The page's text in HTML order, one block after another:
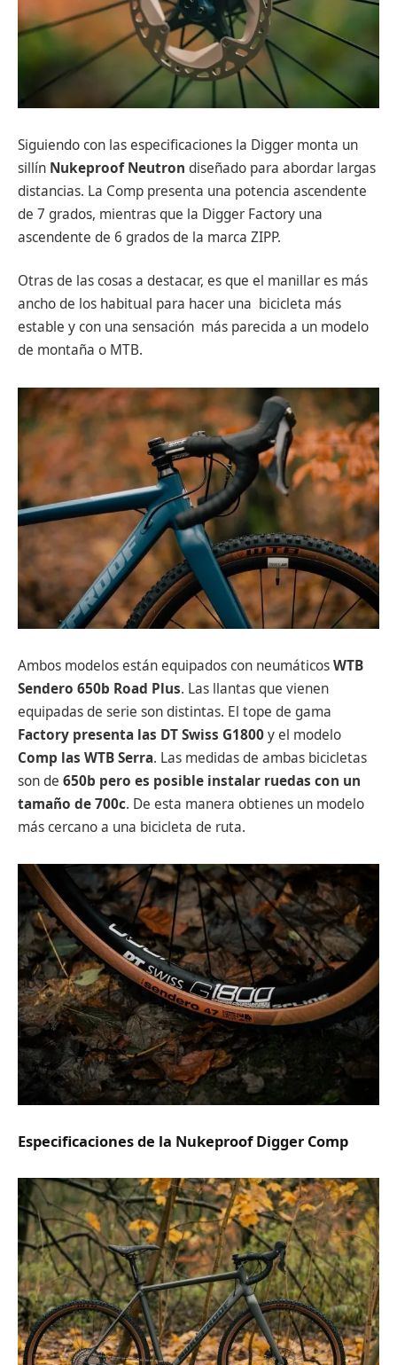
Siguiendo con las especificaciones la Digger monta un
sillín Nukeproof Neutron diseñado para abordar largas
distancias. La Comp presenta una potencia ascendente
de 7 grados, mientras que la Digger Factory una
ascendente de 6 grados de la marca ZIPP.
Otras de las cosas a destacar, es que el manillar es más
ancho de los habitual para hacer una bicicleta más
estable y con una sensación más parecida a un modelo
de montaña o MTB.
Ambos modelos están equipados con neumáticosWTB
Sendero 650b Road Plus. Las llantas que vienen
equipadas de serie son distintas. El tope de gama
Factory presenta las DT Swiss G1800y el modelo
Comp las WTB Serra. Las medidas de ambas bicicletas
son de 650b pero es posible instalar ruedas con un
tamaño de 700c. De esta manera obtienes un modelo
más cercano a una bicicleta de ruta.
Especificaciones de la Nukeproof Digger Comp